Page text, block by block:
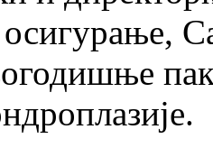
осигурање,